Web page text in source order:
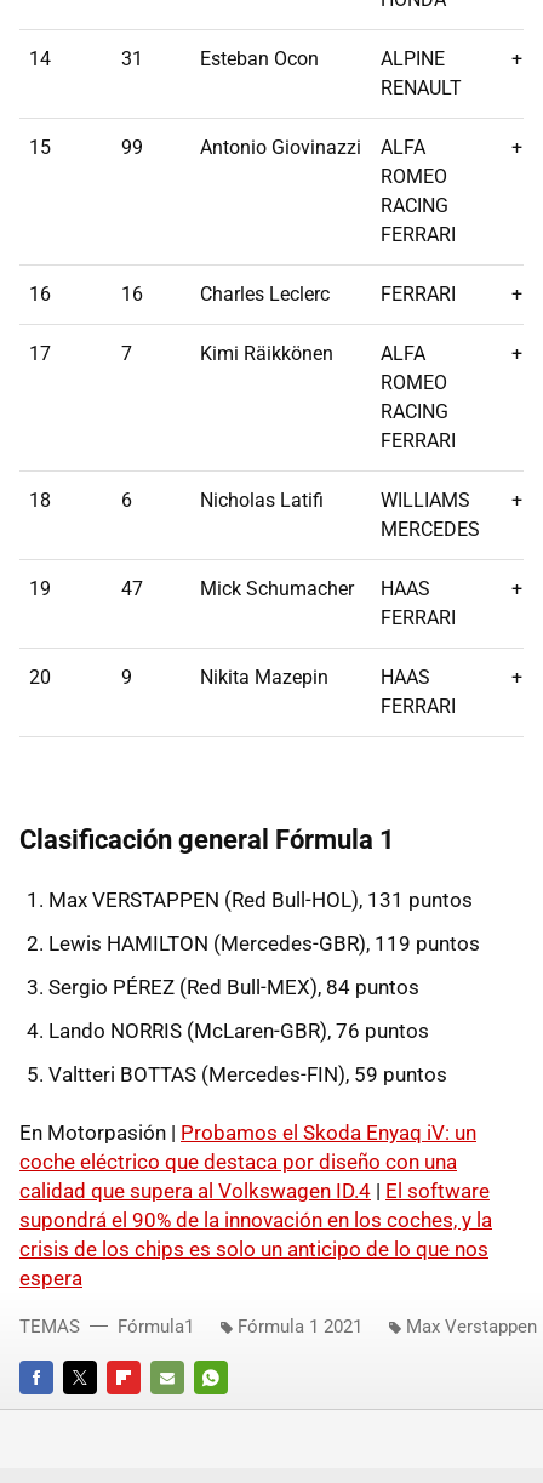
14 31 Esteban Ocon
ALPINE
RENAULT
+1
15 99 Antonio Giovinazzi
ALFA
ROMEO
RACING
FERRARI
+1
16 16 Charles Leclerc FERRARI +1
17 7 Kimi Räikkönen
ALFA
ROMEO
RACING
FERRARI
+1
18 6 Nicholas Latifi
WILLIAMS
MERCEDES
+1
19 47 Mick Schumacher
HAAS
FERRARI
+1
20 9 Nikita Mazepin
HAAS
FERRARI
+1
Clasificación general Fórmula 1
Max VERSTAPPEN (Red Bull-HOL), 131 puntos
Lewis HAMILTON (Mercedes-GBR), 119 puntos
Sergio PÉREZ (Red Bull-MEX), 84 puntos
Lando NORRIS (McLaren-GBR), 76 puntos
Valtteri BOTTAS (Mercedes-FIN), 59 puntos
En Motorpasión | Probamos el Skoda Enyaq iV: un
coche eléctrico que destaca por diseño con una
calidad que supera al Volkswagen ID.4 | El software
supondrá el 90% de la innovación en los coches, y la
crisis de los chips es solo un anticipo de lo que nos
espera
FACEBOOKTWITTERFLIPBOARD
E-
WHATSAPP
TEMAS Fórmula1 Fórmula 1 2021 Max Verstappen